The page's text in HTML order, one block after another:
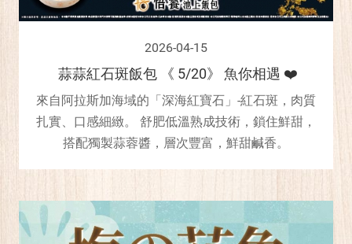
2026-04-15
蒜蒜紅石斑飯包 《 5/20》 魚你相遇 ❤️
來自阿拉斯加海域的「深海紅寶石」-紅石斑，肉質
扎實、口感細緻。 舒肥低溫熟成技術，鎖住鮮甜，
搭配獨製蒜蓉醬，層次豐富，鮮甜鹹香。